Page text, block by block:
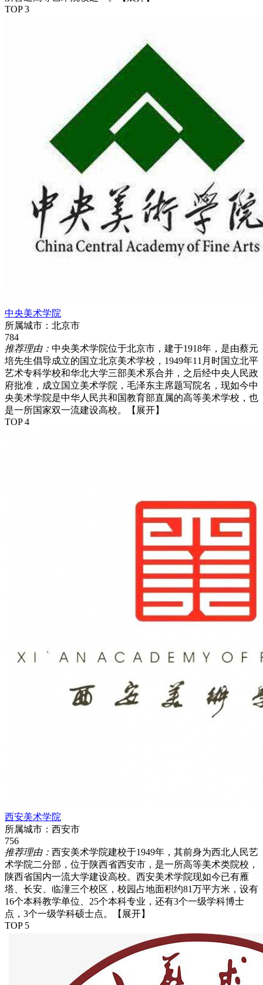
TOP 3
中央美术学院
所属城市： 北京市
784
推荐理由： 中央美术学院位于北京市，建于1918年，是由蔡元
培先生倡导成立的国立北京美术学校，1949年11月时国立北平
艺术专科学校和华北大学三部美术系合并，之后经中央人民政
府批准，成立国立美术学院，毛泽东主席题写院名，现如今中
央美术学院是中华人民共和国教育部直属的高等美术学校，也
是一所国家双一流建设高校。
【展开】
TOP 4
西安美术学院
所属城市： 西安市
756
推荐理由： 西安美术学院建校于1949年，其前身为西北人民艺
术学院二分部，位于陕西省西安市，是一所高等美术类院校，
陕西省国内一流大学建设高校。西安美术学院现如今已有雁
塔、长安、临潼三个校区，校园占地面积约81万平方米，设有
16个本科教学单位、25个本科专业，还有3个一级学科博士
点，3个一级学科硕士点。
【展开】
TOP 5